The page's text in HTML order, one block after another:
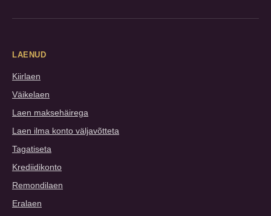
LAENUD
Kiirlaen
Väikelaen
Laen maksehäirega
Laen ilma konto väljavõtteta
Tagatiseta
Krediidikonto
Remondilaen
Eralaen